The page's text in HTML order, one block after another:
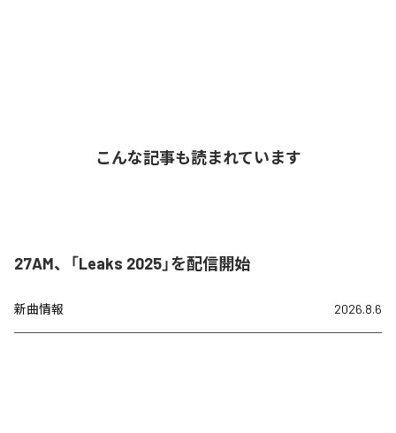
こんな記事も読まれています
27AM、「Leaks 2025」を配信開始
新曲情報 2026.8.6